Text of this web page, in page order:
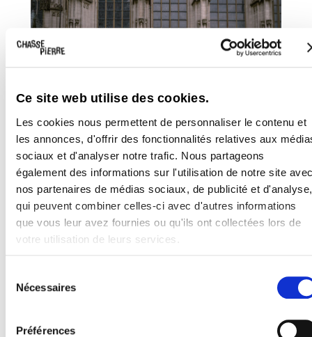
Ce site web utilise des cookies.
Les cookies nous permettent de personnaliser le contenu et
les annonces, d'offrir des fonctionnalités relatives aux
sociaux et d'analyser notre trafic. Nous partageons
également des informations sur l'utilisation de notre site
nos partenaires de médias sociaux, de publicité et d'analyse,
qui peuvent combiner celles-ci avec d'autres informations
que vous leur avez fournies ou qu'ils ont collectées lors de
votre utilisation de leurs services.
Nécessaires
Préférences
DERONDE/DEROO
IT REALLY HURTS WHEN YOUR HEAD HITS THE CONCRETE